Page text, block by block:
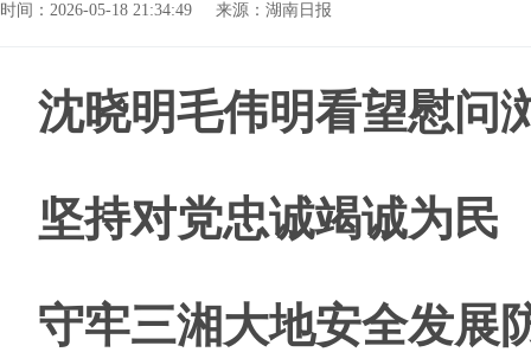
时间：2026-05-18 21:34:49 来源：湖南日报
沈晓明毛伟明看望慰问
坚持对党忠诚竭诚为民
守牢三湘大地安全发展